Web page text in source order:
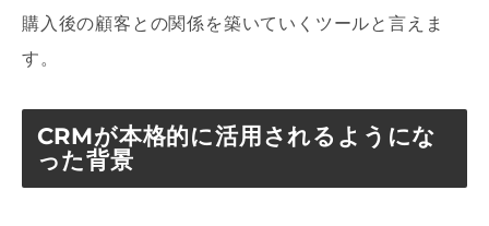
購入後の顧客との関係を築いていくツールと言えま
す。
CRMが本格的に活用されるようにな
った背景